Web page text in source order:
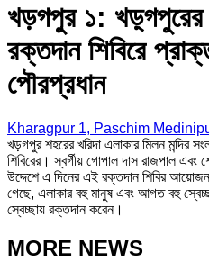
খড়গপুর ১: খড়্গপুরের
রক্তদান শিবিরে
পৌরপ্রধান
Kharagpur 1, Paschim
খড়গপুর শহরের খরিদা এলাকার মিলন
শিবিরের। স্বর্গীয় গোপাল দাস রাজপাল এবং
উদ্দেশে এ দিনের এই রক্তদান শিবির আয়োজন
গেছে, এলাকার বহু মানুষ এবং আগত বহু
স্বেচ্ছায় রক্তদান করেন।
MORE NEWS